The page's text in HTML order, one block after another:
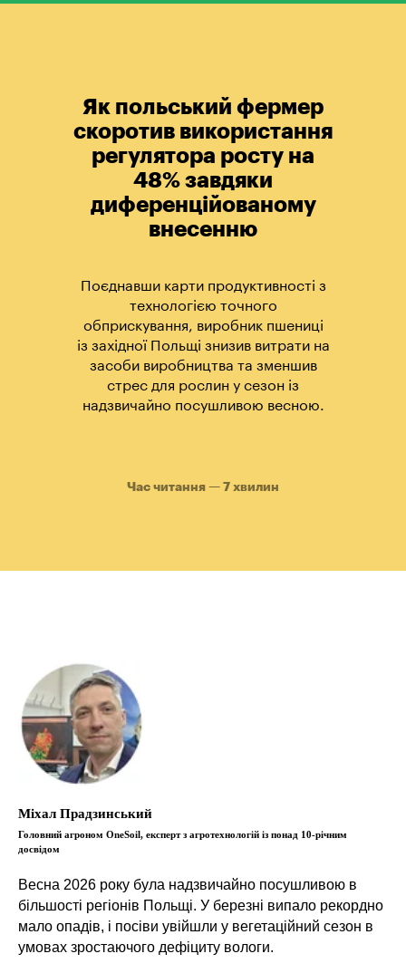
Як польський фермер
скоротив використання
регулятора росту на
48% завдяки
диференційованому
внесенню
Час читання — 7 хвилин
Поєднавши карти продуктивності з
технологією точного
обприскування, виробник пшениці
із західної Польщі знизив витрати на
засоби виробництва та зменшив
стрес для рослин у сезон із
надзвичайно посушливою весною.
Міхал Прадзинський
Головний агроном OneSoil, експерт з агротехнологій із понад 10-річним
досвідом
Весна 2026 року була надзвичайно посушливою в
більшості регіонів Польщі. У березні випало рекордно
мало опадів, і посіви увійшли у вегетаційний сезон в
умовах зростаючого дефіциту вологи.